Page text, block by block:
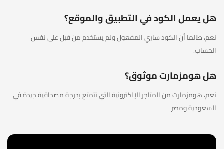
هل يعمل الكود في التطبيق والموقع؟
نعم، طالما أن الكود ساري المفعول ولم يستخدم من قبل على نفس
الحساب.
هل هومزمارت موثوق؟
نعم، هومزمارت من المتاجر الإلكترونية التي تتمتع بدرجة مصداقية جيدة في
السعودية ومصر